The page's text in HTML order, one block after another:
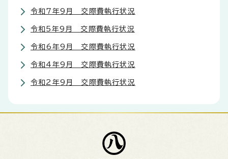
令和7年9月 交際費執行状況
令和5年9月 交際費執行状況
令和6年9月 交際費執行状況
令和4年9月 交際費執行状況
令和2年9月 交際費執行状況